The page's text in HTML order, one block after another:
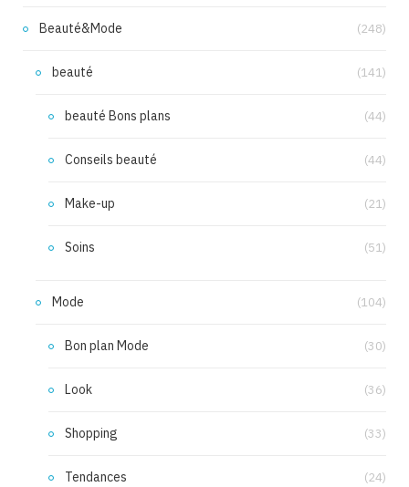
Beauté&Mode (248)
beauté (141)
beauté Bons plans (44)
Conseils beauté (44)
Make-up (21)
Soins (51)
Mode (104)
Bon plan Mode (30)
Look (36)
Shopping (33)
Tendances (24)